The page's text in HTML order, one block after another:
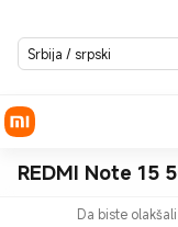
Srbija / srpski
REDMI Note 15
Da biste